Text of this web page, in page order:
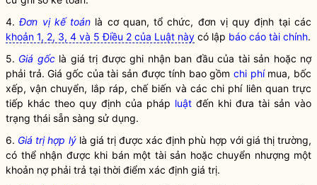
4.Đơn vị kế toán là cơ quan, tổ chức, đơn vị quy định tại các
khoản 1, 2, 3, 4 và 5 Điều 2 của Luật này có lập báo cáo tài chính.
5. Giá gốc là giá trị được ghi nhận ban đầu của tài sản hoặc nợ
phải trả.Giá gốc của tài sản được tính bao gồmchi phímua, bốc
xếp, vận chuyển, lắp ráp, chế biến và cácchi phíliên quan trực
tiếp khác theo quy định của pháp luật đến khi đưa tài sản vào
trạng thái sẵn sàng sử dụng.
6. Giá trị hợp lýlà giá trị được xác định phù hợp với giá thị trường,
có thể nhận được khi bán một tài sản hoặc chuyển nhượng một
khoản nợ phải trả tại thời điểm xác định giá trị.